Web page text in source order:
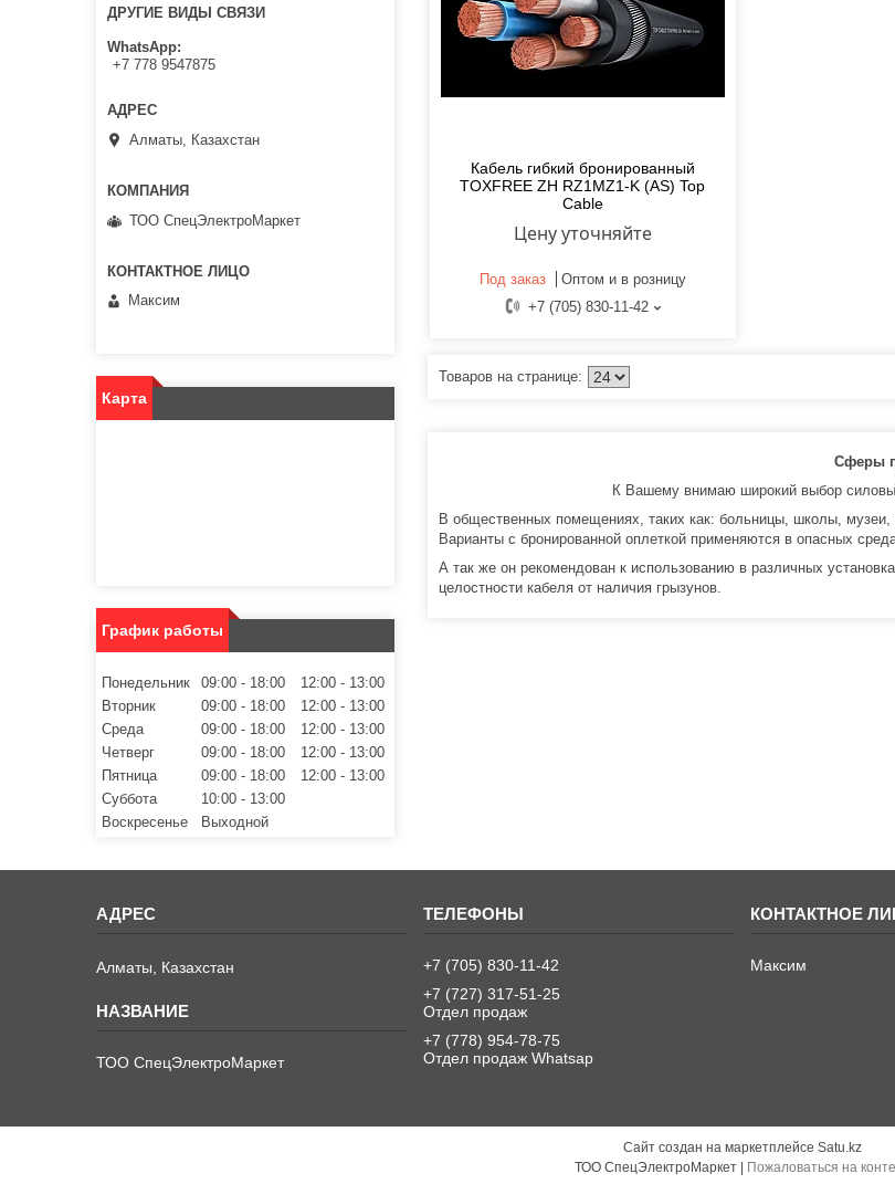
Кабель гибкий бронированный
TOXFREE ZH RZ1MZ1-K (AS) Top
Cable
Цену уточняйте
Под заказ
Оптом и в розницу
+7 (705) 830-11-42
Сферы
К Вашему внимаю широкий выбор
В общественных помещениях, таких как: больницы, школы,
Варианты с бронированной оплеткой применяются в опасных
А так же он рекомендован к использованию в различных
целостности кабеля от наличия грызунов.
ДРУГИЕ ВИДЫ СВЯЗИ
WhatsApp
+7 778 9547875
Алматы, Казахстан
ТОО СпецЭлектроМаркет
Максим
Карта
График работы
Понедельник 09:00 18:00 12:00
13:00
Вторник
09:00 18:00 12:00
13:00
Среда
09:00 18:00 12:00
13:00
Четверг
09:00 18:00 12:00
13:00
Пятница
09:00 18:00 12:00
13:00
Суббота
10:00
13:00
Воскресенье
Выходной
Алматы, Казахстан
ТОО СпецЭлектроМаркет
+7 (705) 830-11-42
+7 (727) 317-51-25
Отдел продаж
+7 (778) 954-78-75
Отдел продаж Whatsap
Максим
Сайт создан на маркетплейсе Satu.kz
Пожаловаться на